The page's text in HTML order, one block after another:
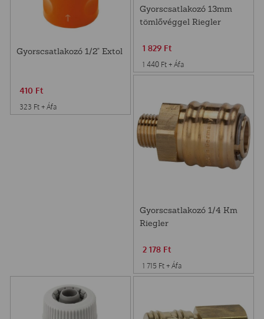
Gyorscsatlakozó 1/2" Extol
410 Ft
323 Ft + Áfa
Gyorscsatlakozó 13mm
tömlővéggel Riegler
1 829 Ft
1 440 Ft + Áfa
Gyorscsatlakozó 1/4 Km
Riegler
2 178 Ft
1 715 Ft + Áfa